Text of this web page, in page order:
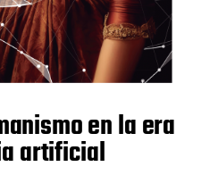
en la era
artificial